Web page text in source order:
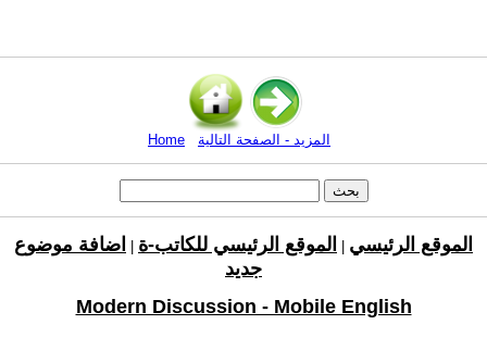
Home المزيد - الصفحة التالية
الموقع الرئيسي الموقع الرئيسي للكاتب-ة
اضافة موضوع
جديد
Modern Discussion - Mobile English